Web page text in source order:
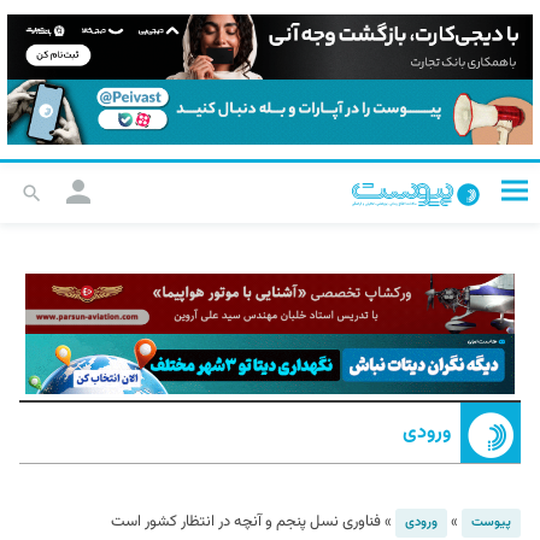
ورودی
پیوست » ورودی »فناوری نسل پنجم و آنچه در انتظار کشور است